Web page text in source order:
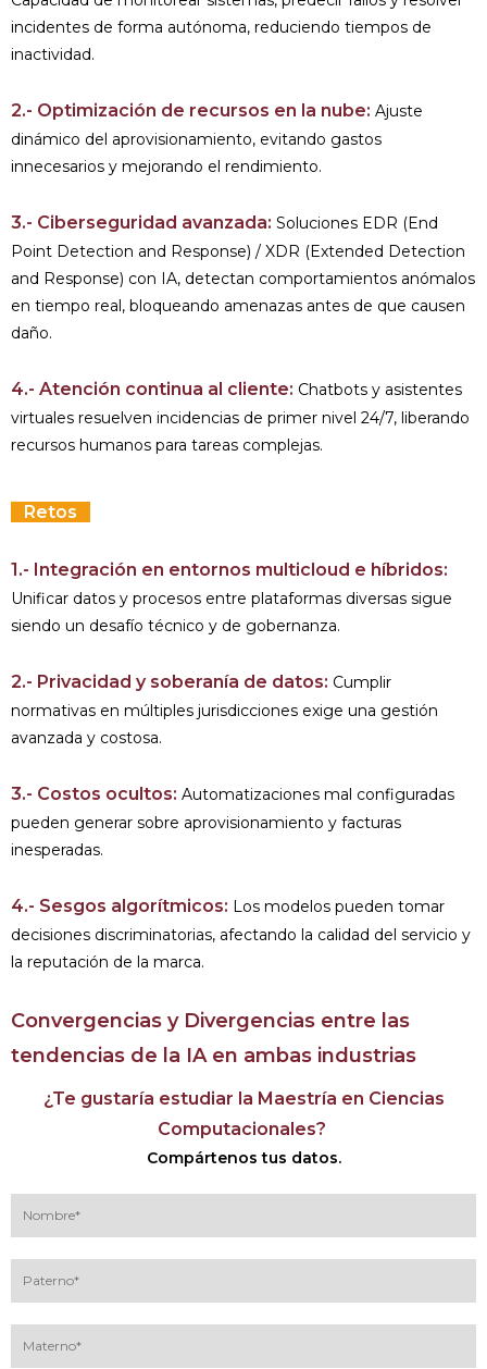
incidentes de forma autónoma, reduciendo tiempos de
inactividad.
2.- Optimización de recursos en la nube: Ajuste
dinámico del aprovisionamiento, evitando gastos
innecesarios y mejorando el rendimiento.
3.- Ciberseguridad avanzada: Soluciones EDR (End
Point Detection and Response) / XDR (Extended Detection
and Response) con IA, detectan comportamientos anómalos
en tiempo real, bloqueando amenazas antes de que causen
daño.
4.- Atención continua al cliente: Chatbots y asistentes
virtuales resuelven incidencias de primer nivel 24/7, liberando
recursos humanos para tareas complejas.
Retos
1.- Integración en entornos multicloud e híbridos:
Unificar datos y procesos entre plataformas diversas sigue
siendo un desafío técnico y de gobernanza.
2.- Privacidad y soberanía de datos: Cumplir
normativas en múltiples jurisdicciones exige una gestión
avanzada y costosa.
3.- Costos ocultos: Automatizaciones mal configuradas
pueden generar sobre aprovisionamiento y facturas
inesperadas.
4.- Sesgos algorítmicos: Los modelos pueden tomar
decisiones discriminatorias, afectando la calidad del servicio y
la reputación de la marca.
Convergencias y Divergencias entre las
tendencias de la IA en ambas industrias
¿Te gustaría estudiar la Maestría en Ciencias
Computacionales?
Compártenos tus datos.